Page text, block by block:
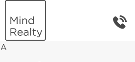
жилая недвижимость